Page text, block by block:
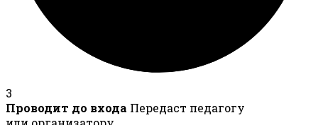
3
Проводит до входа Передаст педагогу